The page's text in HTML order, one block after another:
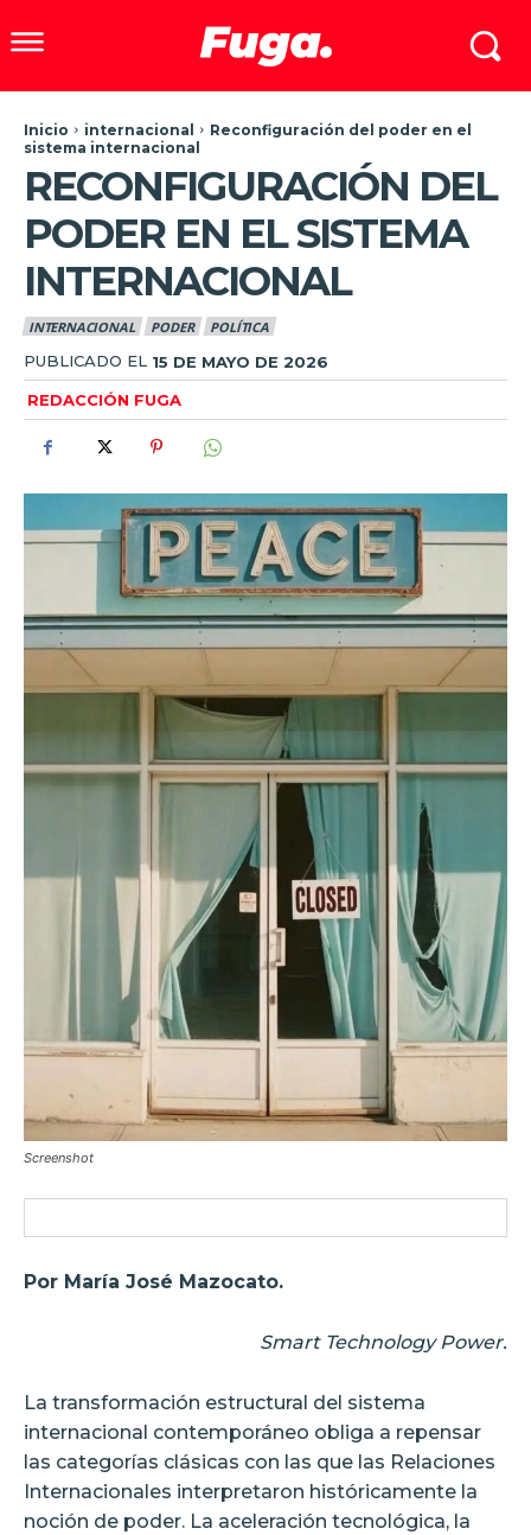
Inicio internacional
Reconfiguración del poder en el
sistema internacional
RECONFIGURACIÓN DEL
PODER EN EL SISTEMA
INTERNACIONAL
INTERNACIONAL PODER POLÍTICA
PUBLICADO EL 15 DE MAYO DE 2026
REDACCIÓN FUGA
Screenshot
Por María José Mazocato.
Smart Technology Power.
La transformación estructural del sistema
internacional contemporáneo obliga a repensar
las categorías clásicas con las que las Relaciones
Internacionales interpretaron históricamente la
noción de poder. La aceleración tecnológica, la